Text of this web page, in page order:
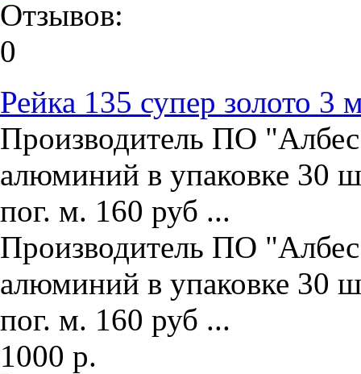
Рейка 135 супер золото 3
Производитель ПО
алюминий в упаковке 30
пог. м. 160 руб ...
Производитель ПО
алюминий в упаковке 30
пог. м. 160 руб ...
1000 р.